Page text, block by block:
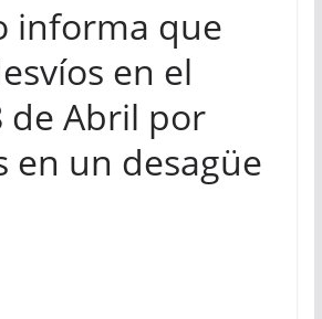
informa que
en el
de Abril por
en un desagüe